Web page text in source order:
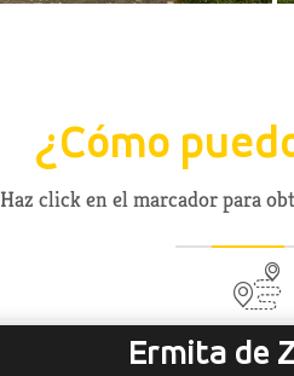
¿Cómo
Haz click en el marcador para
Ermita de